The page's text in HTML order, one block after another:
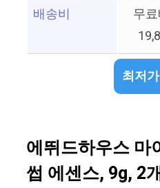
배송비
무
최저
에뛰드하우스 마
썹 에센스, 9g, 2